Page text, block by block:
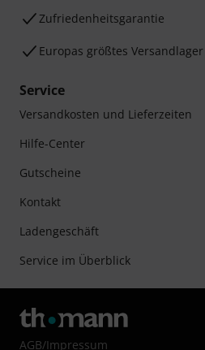
Zufriedenheitsgarantie
Europas größtes Versandlager
Service
Versandkosten und Lieferzeiten
Hilfe-Center
Gutscheine
Kontakt
Ladengeschäft
Service im Überblick
AGB/Impressum